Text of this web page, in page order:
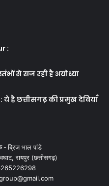
:
से सज रही है अयोध्या
है छत्तीसगढ़ की प्रमुख देवियाँ
-ब्रिज भाल पांडे
रायपुर (छत्तीसगढ़)